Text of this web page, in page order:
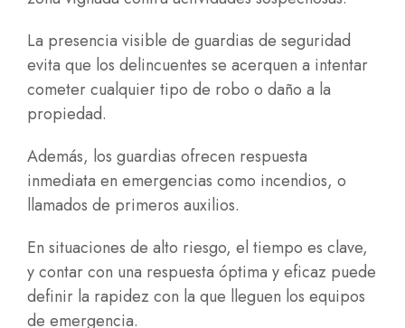
La presencia visible de guardias de seguridad
evita que los delincuentes se acerquen a intentar
cometer cualquier tipo de robo o daño a la
propiedad.
Además, los guardias ofrecen respuesta
inmediata en emergencias como incendios, o
llamados de primeros auxilios.
En situaciones de alto riesgo, el tiempo es clave,
y contar con una respuesta óptima y eficaz puede
definir la rapidez con la que lleguen los equipos
de emergencia.